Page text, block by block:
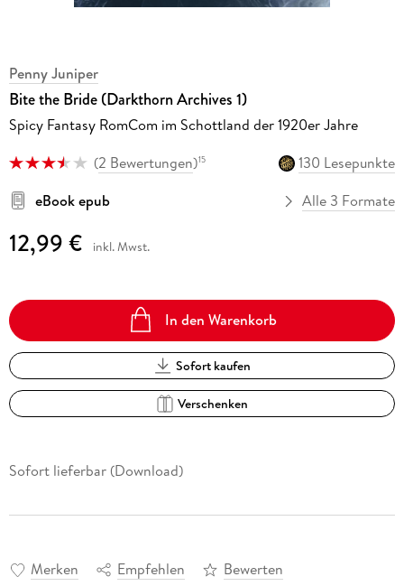
Penny Juniper
Bite the Bride (Darkthorn Archives 1)
Spicy Fantasy RomCom im Schottland der 1920er Jahre
(2 Bewertungen)15
130 Lesepunkte
eBook epub
Alle 3 Formate
12,99 € inkl. Mwst.
In den Warenkorb
Sofort kaufen
Verschenken
Sofort lieferbar (Download)
Merken Empfehlen Bewerten